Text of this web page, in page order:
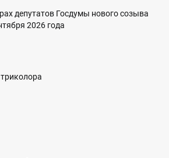
депутатов Госдумы нового созыва
2026 года